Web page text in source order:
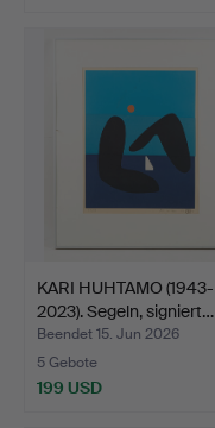
KARI HUHTAMO (1943-
2023). Segeln, signiert…
Beendet 15. Jun 2026
5 Gebote
199 USD